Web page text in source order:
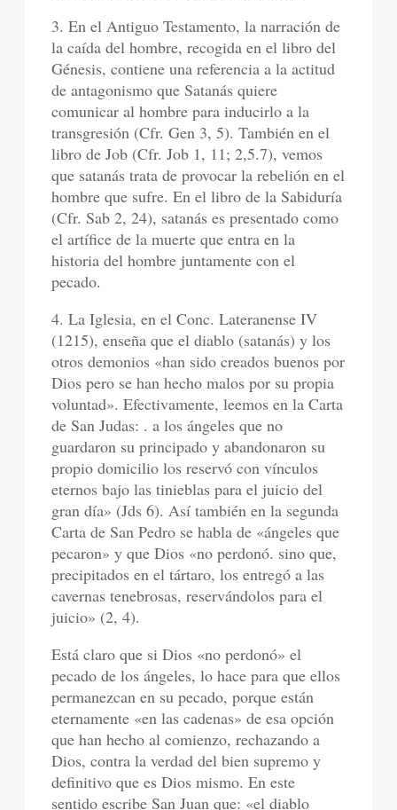
3. En el Antiguo Testamento, la narración de
la caída del hombre, recogida en el libro del
Génesis, contiene una referencia a la actitud
de antagonismo que Satanás quiere
comunicar al hombre para inducirlo a la
transgresión (Cfr. Gen 3, 5). También en el
libro de Job (Cfr. Job 1, 11; 2,5.7), vemos
que satanás trata de provocar la rebelión en el
hombre que sufre. En el libro de la Sabiduría
(Cfr. Sab 2, 24), satanás es presentado como
el artífice de la muerte que entra en la
historia del hombre juntamente con el
pecado.
4. La Iglesia, en el Conc. Lateranense IV
(1215), enseña que el diablo (satanás) y los
otros demonios «han sido creados buenos por
Dios pero se han hecho malos por su propia
voluntad». Efectivamente, leemos en la Carta
de San Judas: . a los ángeles que no
guardaron su principado y abandonaron su
propio domicilio los reservó con vínculos
eternos bajo las tinieblas para el juicio del
gran día» (Jds 6). Así también en la segunda
Carta de San Pedro se habla de «ángeles que
pecaron» y que Dios «no perdonó. sino que,
precipitados en el tártaro, los entregó a las
cavernas tenebrosas, reservándolos para el
juicio» (2, 4).
Está claro que si Dios «no perdonó» el
pecado de los ángeles, lo hace para que ellos
permanezcan en su pecado, porque están
eternamente «en las cadenas» de esa opción
que han hecho al comienzo, rechazando a
Dios, contra la verdad del bien supremo y
definitivo que es Dios mismo. En este
sentido escribe San Juan que: «el diablo